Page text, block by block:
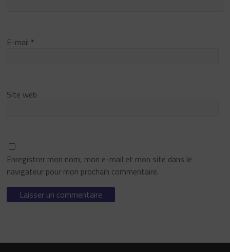
E-mail *
Site web
Enregistrer mon nom, mon e-mail et mon site dans le
navigateur pour mon prochain commentaire.